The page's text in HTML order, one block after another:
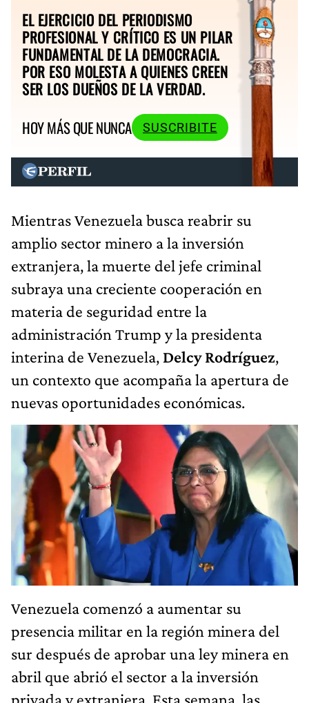
EL EJERCICIO DEL PERIODISMO
PROFESIONAL Y CRÍTICO ES UN PILAR
FUNDAMENTAL DE LA DEMOCRACIA.
POR ESO MOLESTA A QUIENES CREEN
SER LOS DUEÑOS DE LA VERDAD.
HOY MÁS QUE NUNCA
SUSCRIBITE
Mientras Venezuela busca reabrir su
amplio sector minero a la inversión
extranjera, la muerte del jefe criminal
subraya una creciente cooperación en
materia de seguridad entre la
administración Trump y la presidenta
interina de Venezuela, Delcy Rodríguez,
un contexto que acompaña la apertura de
nuevas oportunidades económicas.
Venezuela comenzó a aumentar su
presencia militar en la región minera del
sur después de aprobar una ley minera en
abril que abrió el sector a la inversión